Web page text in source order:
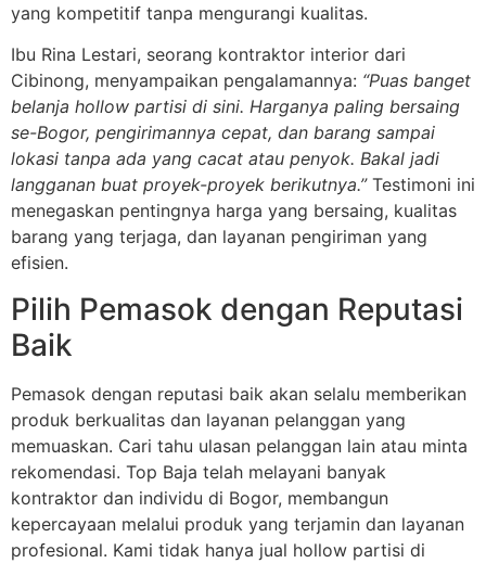
yang kompetitif tanpa mengurangi kualitas.
Ibu Rina Lestari, seorang kontraktor interior dari
Cibinong, menyampaikan pengalamannya: “Puas banget
belanja hollow partisi di sini. Harganya paling bersaing
se-Bogor, pengirimannya cepat, dan barang sampai
lokasi tanpa ada yang cacat atau penyok. Bakal jadi
langganan buat proyek-proyek berikutnya.”Testimoni ini
menegaskan pentingnya harga yang bersaing, kualitas
barang yang terjaga, dan layanan pengiriman yang
efisien.
Pilih Pemasok dengan Reputasi
Baik
Pemasok dengan reputasi baik akan selalu memberikan
produk berkualitas dan layanan pelanggan yang
memuaskan. Cari tahu ulasan pelanggan lain atau minta
rekomendasi. Top Baja telah melayani banyak
kontraktor dan individu di Bogor, membangun
kepercayaan melalui produk yang terjamin dan layanan
profesional. Kami tidak hanya jual hollow partisi di